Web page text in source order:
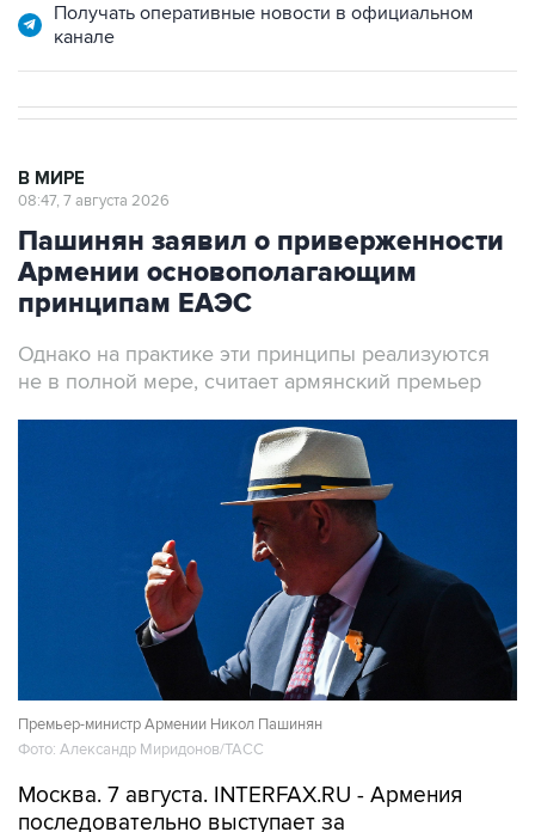
Получать оперативные новости в официальном
канале
В МИРЕ
08:47, 7 августа 2026
Пашинян заявил о приверженности
Армении основополагающим
принципам ЕАЭС
Однако на практике эти принципы реализуются
не в полной мере, считает армянский премьер
Премьер-министр Армении Никол Пашинян
Фото: Александр Миридонов/ТАСС
Москва. 7 августа. INTERFAX.RU - Армения
последовательно выступает за